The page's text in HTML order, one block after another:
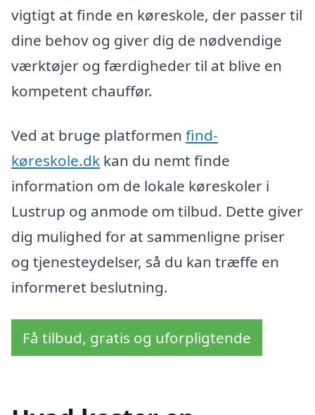
vigtigt at finde en køreskole, der passer til
dine behov og giver dig de nødvendige
værktøjer og færdigheder til at blive en
kompetent chauffør.
Ved at bruge platformen find-
køreskole.dk kan du nemt finde
information om de lokale køreskoler i
Lustrup og anmode om tilbud. Dette giver
dig mulighed for at sammenligne priser
og tjenesteydelser, så du kan træffe en
informeret beslutning.
Få tilbud, gratis og uforpligtende